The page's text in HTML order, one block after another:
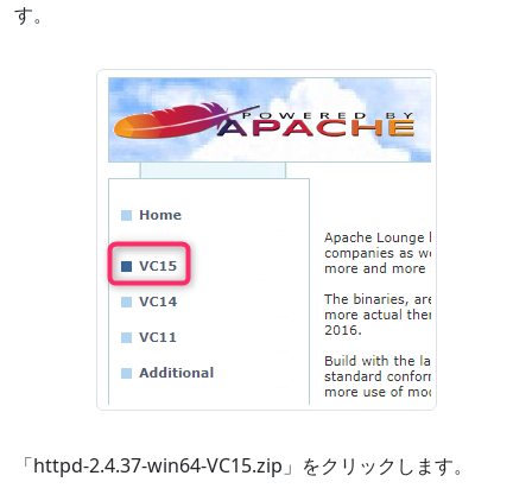
す。
「httpd-2.4.37-win64-VC15.zip」をクリックします。